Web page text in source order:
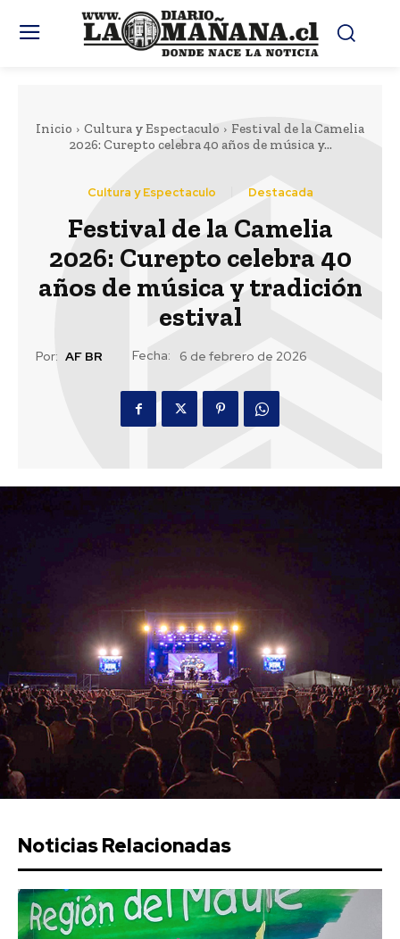
Inicio Cultura y Espectaculo
Festival de la Camelia
2026: Curepto celebra 40 años de música y...
Cultura y Espectaculo Destacada
Festival de la Camelia
2026: Curepto celebra 40
años de música y tradición
estival
Por: AF BR Fecha: 6 de febrero de 2026
Noticias Relacionadas